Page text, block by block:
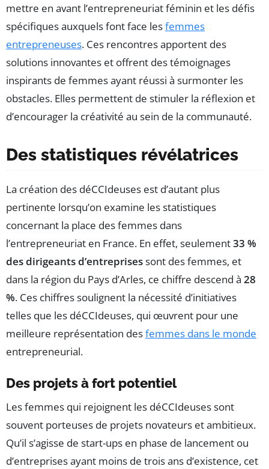
mettre en avant l’entrepreneuriat féminin et les défis
spécifiques auxquels font face lesfemmes
entrepreneuses. Ces rencontres apportent des
solutions innovantes et offrent des témoignages
inspirants de femmes ayant réussi à surmonter les
obstacles. Elles permettent de stimuler la réflexion et
d’encourager la créativité au sein de la communauté.
Des statistiques révélatrices
La création des déCCIdeuses est d’autant plus
pertinente lorsqu’on examine les statistiques
concernant la place des femmes dans
l’entrepreneuriat en France. En effet, seulement33 %
des dirigeants d’entreprisessont des femmes, et
dans la région du Pays d’Arles, ce chiffre descend à 28
%. Ces chiffres soulignent la nécessité d’initiatives
telles que les déCCIdeuses, qui œuvrent pour une
meilleure représentation desfemmes dans le monde
entrepreneurial.
Des projets à fort potentiel
Les femmes qui rejoignent les déCCIdeuses sont
souvent porteuses de projets novateurs et ambitieux.
Qu’il s’agisse de start-ups en phase de lancement ou
d’entreprises ayant moins de trois ans d’existence, cet